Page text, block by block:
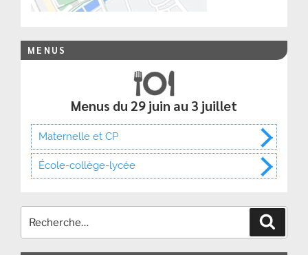
MENUS
Menus du 29 juin au 3 juillet
Maternelle et CP
École-collège-lycée